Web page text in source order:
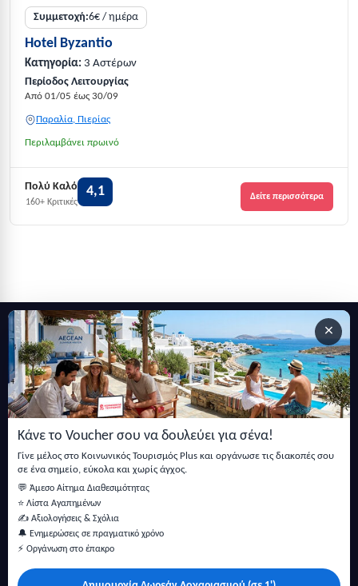
Συμμετοχή:6€ / ημέρα
Hotel Byzantio
Κατηγορία: 3 Αστέρων
Περίοδος Λειτουργίας
Από 01/05 έως 30/09
Παραλία, Πιερίας
Περιλαμβάνει πρωινό
Πολύ Καλό
160+ Κριτικές
4,1 Δείτε περισσότερα
×
Κάνε το Voucher σου να δουλεύει για σένα!
Γίνε μέλος στο Κοινωνικός Τουρισμός Plus και οργάνωσε τις διακοπές σου
σε ένα σημείο, εύκολα και χωρίς άγχος.
💬 Άμεσο Αίτημα Διαθεσιμότητας
⭐ Λίστα Αγαπημένων
✍️ Αξιολογήσεις & Σχόλια
🔔 Ενημερώσεις σε πραγματικό χρόνο
⚡ Οργάνωση στο έπακρο
Εγγραφείτε στο newsletter μας
Μείνετε ενημερωμένοι με τις τελευταίες ειδήσεις, ανακοινώσεις
και άρθρα.